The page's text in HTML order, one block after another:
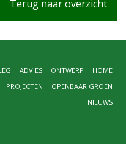
Terug naar overzicht
HOME
ONTWERP
ADVIES
OPENBAAR GROEN
PROJECTEN
NIEUWS